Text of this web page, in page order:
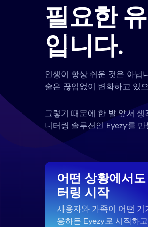
필요한
입니다.
인생이 항상 쉬운 것은 아닙
술은 끊임없이 변화하고 있
그렇기 때문에 한 발 앞서
니터링 솔루션인 Eyezy를
어떤 상황에서
터링 시작
사용자와 가족이 어떤 기
용하든 Eyezy로 시작하